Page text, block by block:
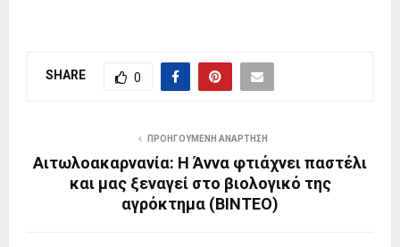
SHARE 0
ΠΡΟΗΓΟΎΜΕΝΗ ΑΝΆΡΤΗΣΗ
Αιτωλοακαρνανία: Η Άννα φτιάχνει παστέλι
και μας ξεναγεί στο βιολογικό της
αγρόκτημα (ΒΙΝΤΕΟ)